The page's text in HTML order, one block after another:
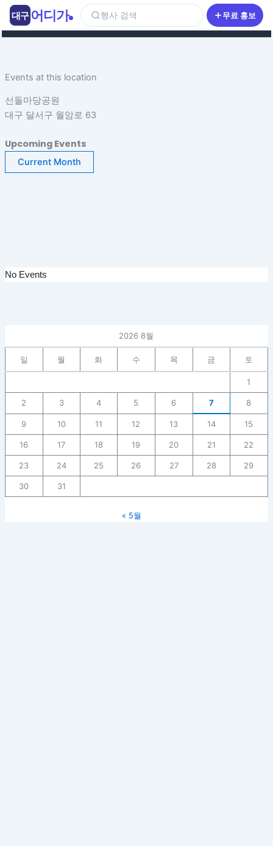
츠
너
뛰
Events at this location
선돌마당공원
대구 달서구 월암로 63
Upcoming Events
Current Month
No Events
2026 8월
일 월 화 수 목 금 토
1
2 3 4 5 6 7 8
9 10 11 12 13 14 15
16 17 18 19 20 21 22
23 24 25 26 27 28 29
30 31
« 5월
대구 어디가 행사 검색 무료 홍보